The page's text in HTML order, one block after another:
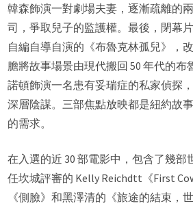
韓森飾演一對劇場夫妻，逐漸疏離的
司，爭取兒子的監護權。最後，閉幕
自編自導自演的《布魯克林孤兒》，
膽將故事場景由現代搬回 50 年代的布
諾頓飾演一名患有妥瑞症的私家偵探
深層陰謀。三部焦點放映都是紐約故
的需求。
在入選的近 30 部電影中，包含了幾部
任坎城評審的 Kelly Reichdtt《First
《側臉》和黑澤清的《旅途的結束，